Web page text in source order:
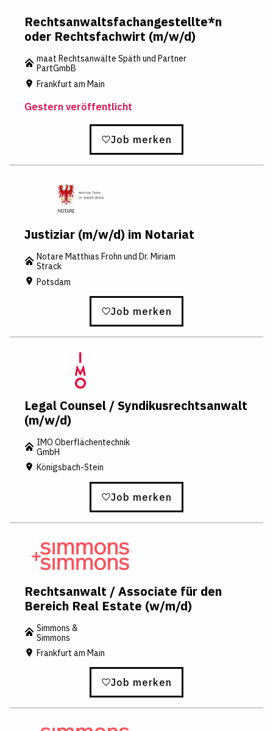
Rechtsanwaltsfachangestellte*n
oder Rechtsfachwirt (m/w/d)
maat Rechtsanwälte Späth und Partner
PartGmbB
Frankfurt am Main
Gestern veröffentlicht
Job merken
Justiziar (m/w/d) im Notariat
Notare Matthias Frohn und Dr. Miriam
Strack
Potsdam
Job merken
Legal Counsel / Syndikusrechtsanwalt
(m/w/d)
IMO Oberflächentechnik
GmbH
Königsbach-Stein
Job merken
Rechtsanwalt / Associate für den
Bereich Real Estate (w/m/d)
Simmons &
Simmons
Frankfurt am Main
Job merken